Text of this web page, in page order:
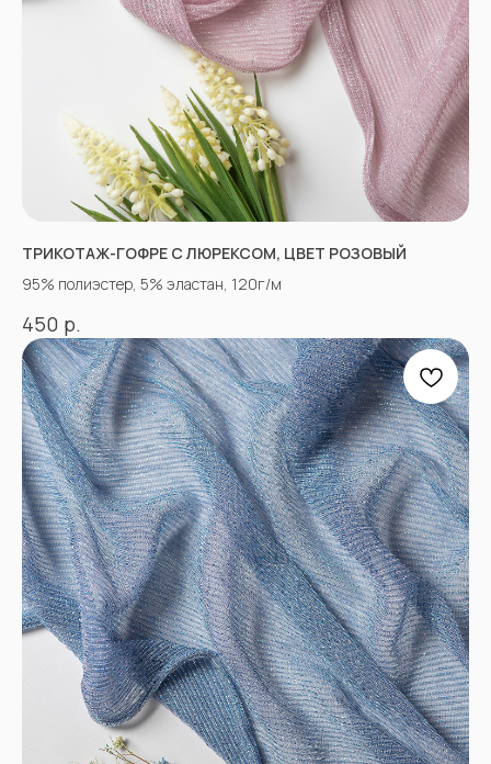
ТРИКОТАЖ-ГОФРЕ С ЛЮРЕКСОМ, ЦВЕТ РОЗОВЫЙ
95% полиэстер, 5% эластан, 120г/м
450 р.
признанной экстремистской